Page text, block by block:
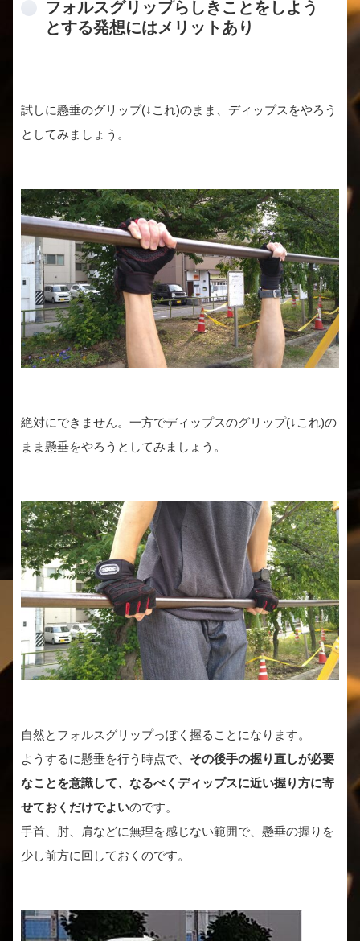
フォルスグリップらしきことをしよう
とする発想にはメリットあり
試しに懸垂のグリップ(↓これ)のまま、ディップスをやろう
としてみましょう。
絶対にできません。一方でディップスのグリップ(↓これ)の
まま懸垂をやろうとしてみましょう。
自然とフォルスグリップっぽく握ることになります。
ようするに懸垂を行う時点で、 その後手の握り直しが必要
なことを意識して、なるべくディップスに近い握り方に寄
せておくだけでよいのです。
手首、肘、肩などに無理を感じない範囲で、懸垂の握りを
少し前方に回しておくのです。